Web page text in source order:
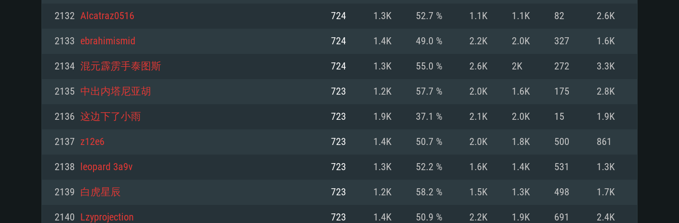
운영체제: Windows 10 (64 bit)
프로세서: 2.2 GHz 듀얼코어 이상
메모리: 4GB
그래픽 카드: DirectX 11 이상을 지원하는 AMD
해상도: 720p
네트워크: 브로드밴드 인터넷
여유 저장 공간: 22.1 GB (최소 클라이언트)
운영체제: Windows 10/11 (64 bit)
프로세서: Intel Core i5 또는 Ryzen 5 3600 이상
메모리: 16 GB 이상
그래픽 카드: DirectX 11 이상을 지원하는 Nvidia
운영체제: Mac OS Big Sur 11.0
프로세서: 최소 2.2 GHz의 Core i5 (Intel Xeon 은 지
(Mac), 혹은 이와 비슷한 성능을 가지는 Mac 버전
의 AMD/Nvidia. 최소 해상도: 720p
네트워크: 브로드밴드 인터넷
여유 저장 공간: 22.1 GB (최소 클라이언트)
운영체제: Mac OS Big Sur 11.0
프로세서: Core i7 (Intel Xeon 은 지원하지 않습니
상
네트워크: 브로드밴드 인터넷
여유 저장 공간: 62.2 GB (전체 클라이언트)
운영체제: 64bit Linux 중 최신 버전
프로세서: 2.4 GHz 듀얼코어
메모리: 4 GB
그래픽 카드: Vulkan 을 지원하고, 최신 그래픽 드라
와 동급의 성능을 가지며 최신 그래픽 드라이버를
지원하는 AMD (6개월 미만; 최소사양 지원 해상도
운영체제: Ubuntu 20.04 64bit
프로세서: Intel Core i7
메모리: 16 GB
그래픽 카드: Vulkan 을 지원하고, 최신 그래픽 드라
와 동급의 성능을 가지며 최신 그래픽 드라이버를
지원하는 AMD RX 570 (6개월 미만; 최소사양 지원
2132 Alcatraz0516 724 1.3K 52.7 % 1.1K 1.1K 82 2.6K
2133 ebrahimismid 724 1.4K 49.0 % 2.2K 2.0K 327 1.6K
2134 混元霹雳手泰图斯 724 1.3K 55.0 % 2.6K 2K 272 3.3K
2135 中出内塔尼亚胡 723 1.2K 57.7 % 2.0K 1.6K 175 2.8K
2136 这边下了小雨 723 1.9K 37.1 % 2.1K 2.0K 15 1.9K
2137 z12e6 723 1.4K 50.7 % 2.0K 1.8K 500 861
2138 leopard 3a9v 723 1.3K 52.2 % 1.6K 1.4K 531 1.3K
2139 白虎星辰 723 1.2K 58.2 % 1.5K 1.3K 498 1.7K
2140 Lzyprojection 723 1.4K 50.9 % 2.2K 1.9K 691 2.4K